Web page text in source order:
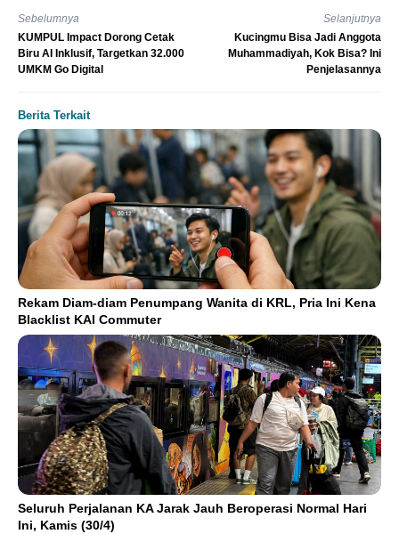
Sebelumnya
KUMPUL Impact Dorong Cetak
Biru AI Inklusif, Targetkan 32.000
UMKM Go Digital
Selanjutnya
Kucingmu Bisa Jadi Anggota
Muhammadiyah, Kok Bisa? Ini
Penjelasannya
Berita Terkait
Rekam Diam-diam Penumpang Wanita di KRL, Pria Ini Kena
Blacklist KAI Commuter
Seluruh Perjalanan KA Jarak Jauh Beroperasi Normal Hari
Ini, Kamis (30/4)